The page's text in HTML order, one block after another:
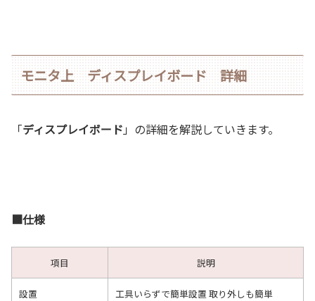
モニタ上 ディスプレイボード 詳細
「ディスプレイボード 」の詳細を解説していきます。
■仕様
項目 説明
設置 工具いらずで簡単設置 取り外しも簡単